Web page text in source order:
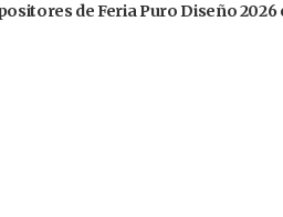
de Feria Puro Diseño 2026